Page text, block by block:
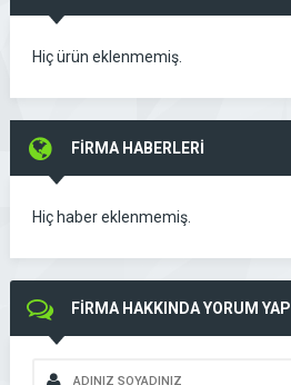
Hiç ürün eklenmemiş.
FİRMA HABERLERİ
Hiç haber eklenmemiş.
FİRMA HAKKINDA YORUM YAP